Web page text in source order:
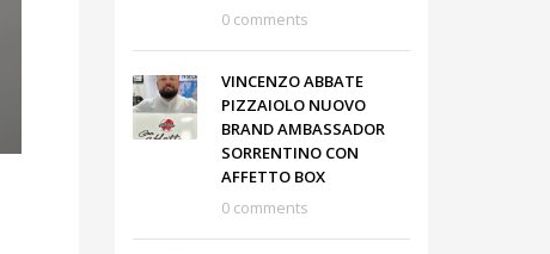
0 comments
VINCENZO ABBATE
PIZZAIOLO NUOVO
BRAND AMBASSADOR
SORRENTINO CON
AFFETTO BOX
0 comments